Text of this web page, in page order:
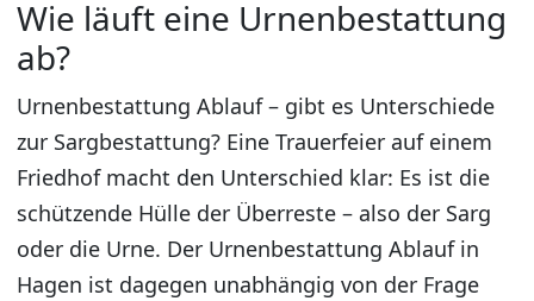
Wie läuft eine Urnenbestattung
ab?
Urnenbestattung Ablauf – gibt es Unterschiede
zur Sargbestattung? Eine Trauerfeier auf einem
Friedhof macht den Unterschied klar: Es ist die
schützende Hülle der Überreste – also der Sarg
oder die Urne. Der Urnenbestattung Ablauf in
Hagen ist dagegen unabhängig von der Frage